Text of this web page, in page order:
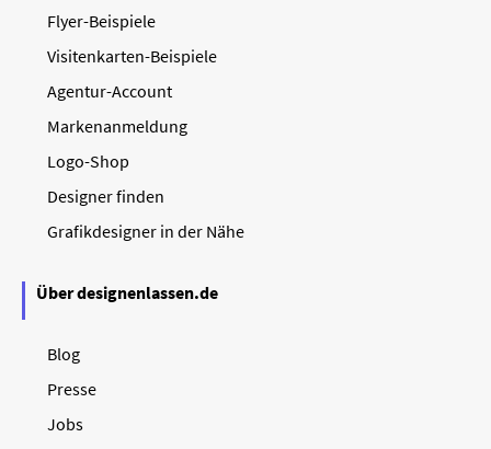
Flyer-Beispiele
Visitenkarten-Beispiele
Agentur-Account
Markenanmeldung
Logo-Shop
Designer finden
Grafikdesigner in der Nähe
Über designenlassen.de
Blog
Presse
Jobs